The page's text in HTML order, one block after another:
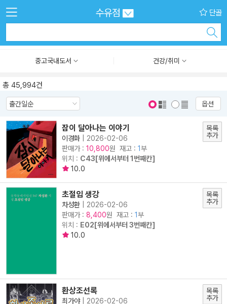
수유점 단골
중고국내도서 건강/취미
총 45,994건
옵션
잠이 달아나는 이야기
이경화
2026-02-06
판매가 : 10,800원 재고 : 1부
위치 : C43[위에서부터 1번째칸]
10.0
목록
추가
초절임 생강
차성환
2026-02-06
판매가 : 8,400원 재고 : 1부
위치 : E02[위에서부터 3번째칸]
10.0
목록
추가
환상조선록
최가야| 2026-02-06
목록
추가